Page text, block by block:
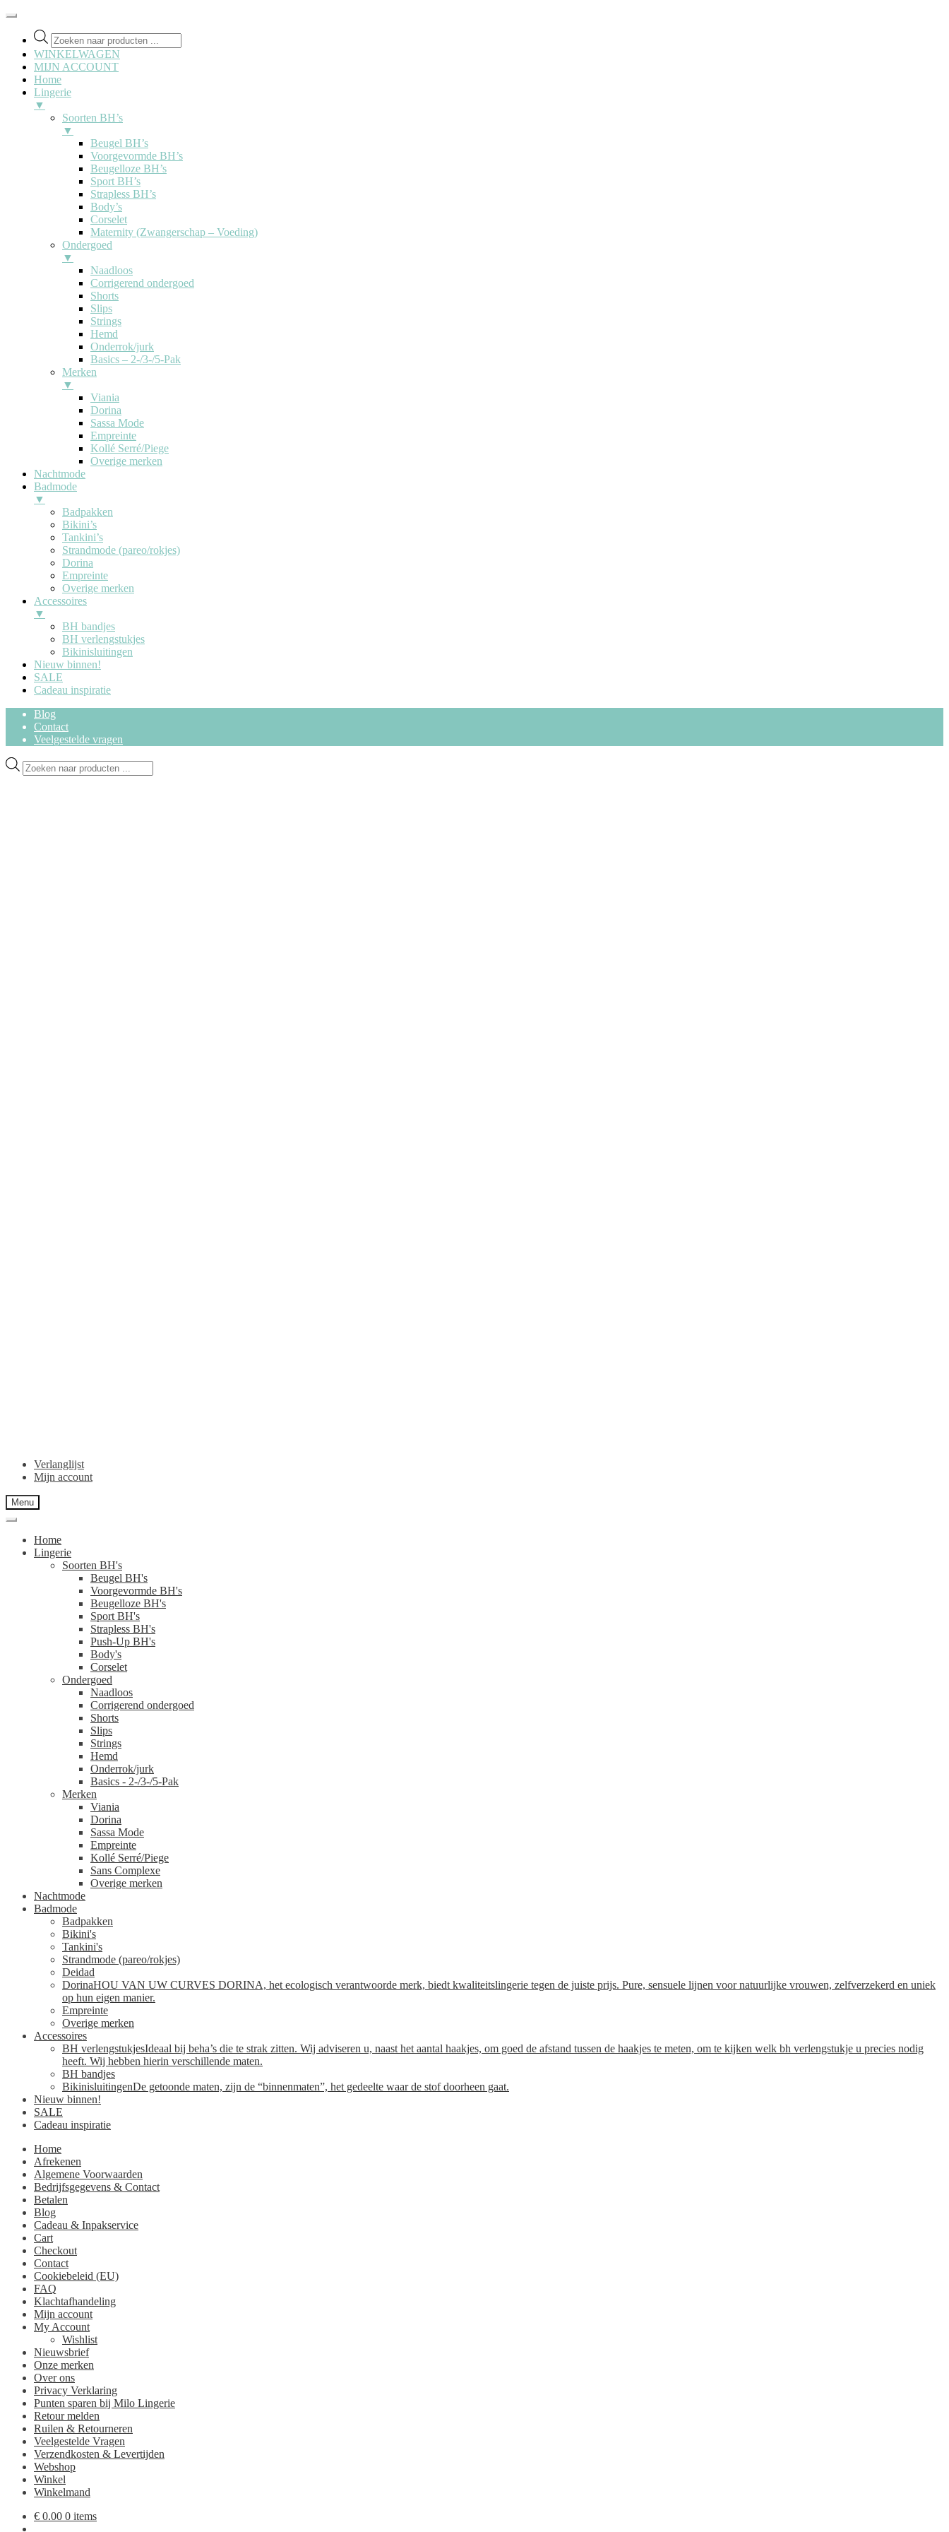
Producten
zoeken
WINKELWAGEN
MIJN ACCOUNT
Home
Lingerie
▼
Soorten BH’s
▼
Beugel BH’s
Voorgevormde BH’s
Beugelloze BH’s
Sport BH’s
Strapless BH’s
Body’s
Corselet
Maternity (Zwangerschap – Voeding)
Ondergoed
▼
Naadloos
Corrigerend ondergoed
Shorts
Slips
Strings
Hemd
Onderrok/jurk
Basics – 2-/3-/5-Pak
Merken
▼
Viania
Dorina
Sassa Mode
Empreinte
Kollé Serré/Piege
Overige merken
Nachtmode
Badmode
▼
Badpakken
Bikini’s
Tankini’s
Strandmode (pareo/rokjes)
Dorina
Empreinte
Overige merken
Accessoires
▼
BH bandjes
BH verlengstukjes
Bikinisluitingen
Nieuw binnen!
SALE
Cadeau inspiratie
Blog
Contact
Veelgestelde vragen
Ga
door
Ga
naar
Producten
zoeken
Verlanglijst
Mijn account
Menu
Home
Lingerie
Soorten BH's
Beugel BH's
Voorgevormde BH's
Beugelloze BH's
Sport BH's
Strapless BH's
Push-Up BH's
Body's
Corselet
Ondergoed
Naadloos
Corrigerend ondergoed
Shorts
Slips
Strings
Hemd
Onderrok/jurk
Basics - 2-/3-/5-Pak
Merken
Viania
Dorina
Sassa Mode
Empreinte
Kollé Serré/Piege
Sans Complexe
Overige merken
Nachtmode
Badmode
Badpakken
Bikini's
Tankini's
Strandmode (pareo/rokjes)
Deidad
DorinaHOU VAN UW CURVES DORINA, het ecologisch verantwoorde merk, biedt kwaliteitslingerie tegen de juiste prijs. Pure, sensuele lijnen voor natuurlijke vrouwen, zelfverzekerd en uniek
op hun eigen manier.
Empreinte
Overige merken
Accessoires
BH verlengstukjesIdeaal bij beha’s die te strak zitten. Wij adviseren u, naast het aantal haakjes, om goed de afstand tussen de haakjes te meten, om te kijken welk bh verlengstukje u precies nodig
heeft. Wij hebben hierin verschillende maten.
BH bandjes
BikinisluitingenDe getoonde maten, zijn de “binnenmaten”, het gedeelte waar de stof doorheen gaat.
Nieuw binnen!
SALE
Cadeau inspiratie
Home
Afrekenen
Algemene Voorwaarden
Bedrijfsgegevens & Contact
Betalen
Blog
Cadeau & Inpakservice
Cart
Checkout
Contact
Cookiebeleid (EU)
FAQ
Klachtafhandeling
Mijn account
My Account
Wishlist
Nieuwsbrief
Onze merken
Over ons
Privacy Verklaring
Punten sparen bij Milo Lingerie
Retour melden
Ruilen & Retourneren
Veelgestelde Vragen
Verzendkosten & Levertijden
Webshop
Winkel
Winkelmand
€ 0.00 0 items